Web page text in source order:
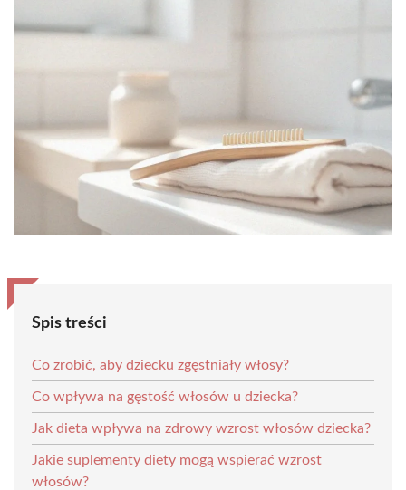
Spis treści
Co zrobić, aby dziecku zgęstniały włosy?
Co wpływa na gęstość włosów u dziecka?
Jak dieta wpływa na zdrowy wzrost włosów dziecka?
Jakie suplementy diety mogą wspierać wzrost
włosów?